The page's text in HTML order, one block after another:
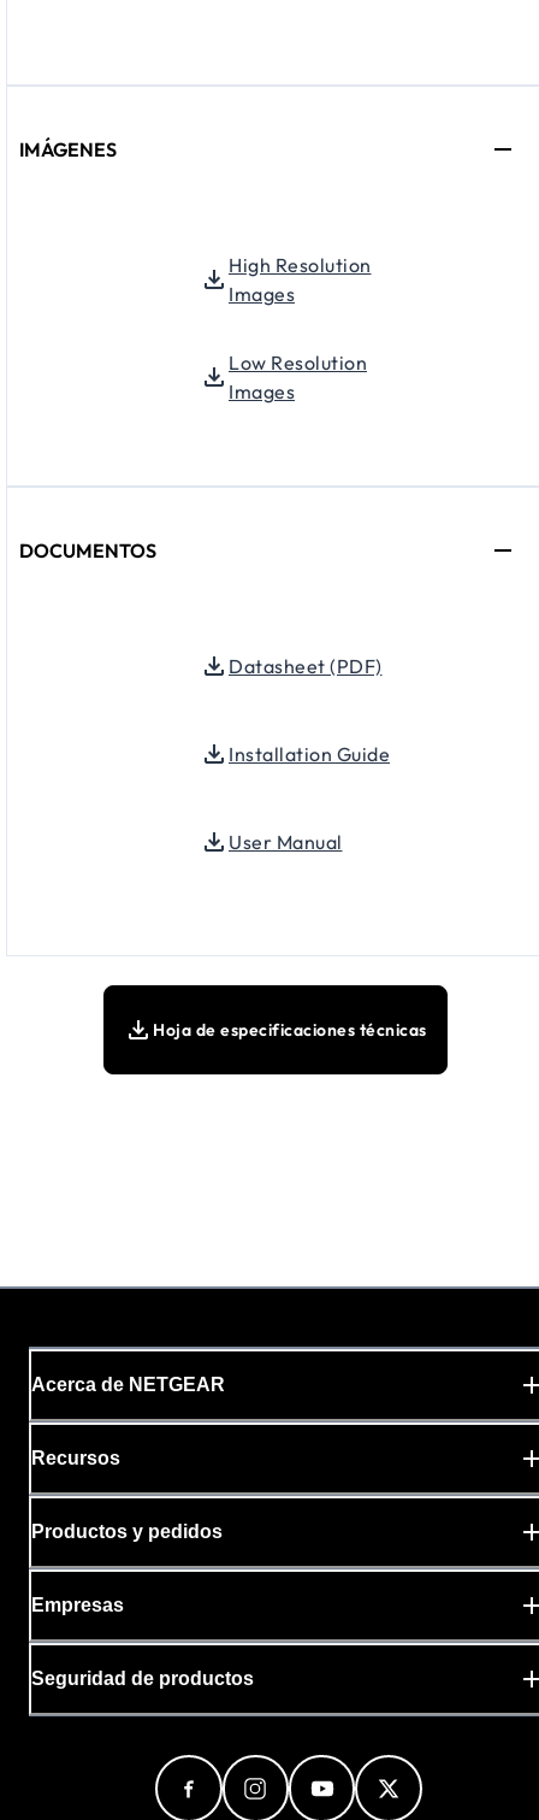
IMÁGENES
High Resolution
Images
Low Resolution
Images
DOCUMENTOS
Datasheet (PDF)
Installation Guide
User Manual
Hoja de especificaciones técnicas
Acerca de NETGEAR
Recursos
Productos y pedidos
Empresas
Seguridad de productos